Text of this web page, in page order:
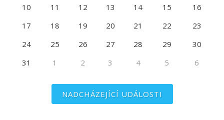
10
11 12 13 14 15
16
17
18 19 20 21 22
23
24
25 26 27 28 29
30
31
1 2 3 4 5 6
NADCHÁZEJÍCÍ UDÁLOSTI